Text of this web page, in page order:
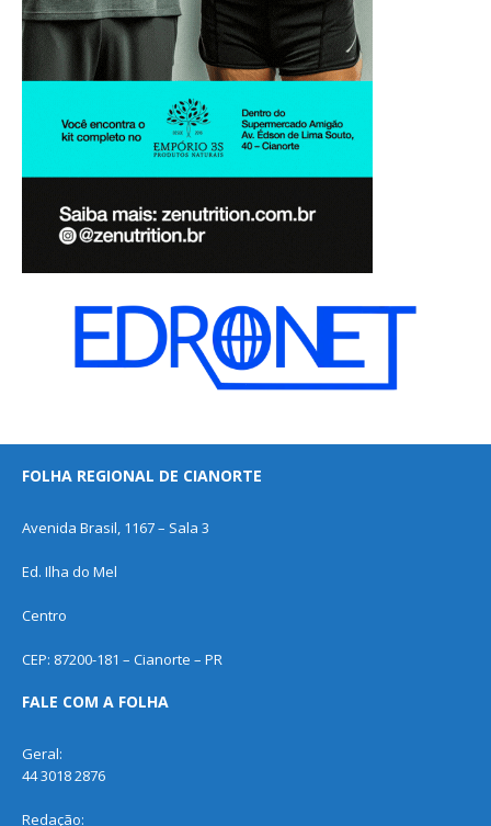
FOLHA REGIONAL DE CIANORTE
Avenida Brasil, 1167 – Sala 3
Ed. Ilha do Mel
Centro
CEP: 87200-181 – Cianorte – PR
FALE COM A FOLHA
Geral:
44 3018 2876
Redação: